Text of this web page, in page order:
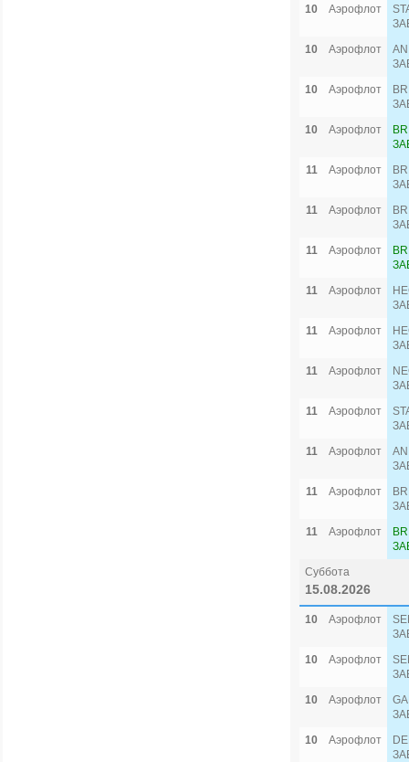
10
Аэрофлот
10
Аэрофлот
10
Аэрофлот
10
Аэрофлот
11
Аэрофлот
11
Аэрофлот
11
Аэрофлот
11
Аэрофлот
11
Аэрофлот
11
Аэрофлот
11
Аэрофлот
11
Аэрофлот
11
Аэрофлот
11
Аэрофлот
Суббота
15.08.2026
10 Аэрофлот
10
Аэрофлот
10
Аэрофлот
10
Аэрофлот